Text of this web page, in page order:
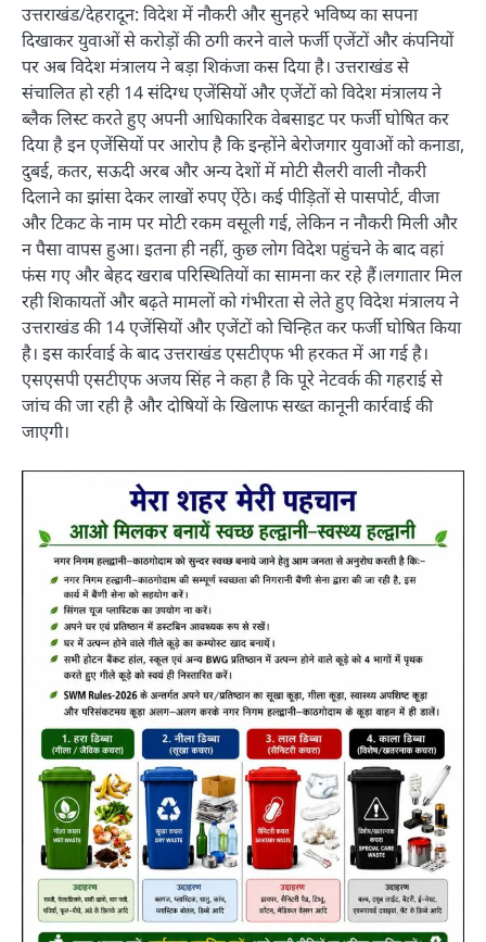
उत्तराखंड/देहरादून: विदेश में नौकरी और सुनहरे भविष्य का सपना
दिखाकर युवाओं से करोड़ों की ठगी करने वाले फर्जी एजेंटों और कंपनियों
पर अब विदेश मंत्रालय ने बड़ा शिकंजा कस दिया है। उत्तराखंड से
संचालित हो रही 14 संदिग्ध एजेंसियों और एजेंटों को विदेश मंत्रालय ने
ब्लैक लिस्ट करते हुए अपनी आधिकारिक वेबसाइट पर फर्जी घोषित कर
दिया है इन एजेंसियों पर आरोप है कि इन्होंने बेरोजगार युवाओं को कनाडा,
दुबई, कतर, सऊदी अरब और अन्य देशों में मोटी सैलरी वाली नौकरी
दिलाने का झांसा देकर लाखों रुपए ऐंठे। कई पीड़ितों से पासपोर्ट, वीजा
और टिकट के नाम पर मोटी रकम वसूली गई, लेकिन न नौकरी मिली और
न पैसा वापस हुआ। इतना ही नहीं, कुछ लोग विदेश पहुंचने के बाद वहां
फंस गए और बेहद खराब परिस्थितियों का सामना कर रहे हैं।लगातार मिल
रही शिकायतों और बढ़ते मामलों को गंभीरता से लेते हुए विदेश मंत्रालय ने
उत्तराखंड की 14 एजेंसियों और एजेंटों को चिन्हित कर फर्जी घोषित किया
है। इस कार्रवाई के बाद उत्तराखंड एसटीएफ भी हरकत में आ गई है।
एसएसपी एसटीएफ अजय सिंह ने कहा है कि पूरे नेटवर्क की गहराई से
जांच की जा रही है और दोषियों के खिलाफ सख्त कानूनी कार्रवाई की
जाएगी।